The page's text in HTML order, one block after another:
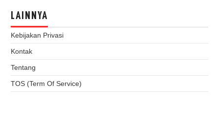
LAINNYA
Kebijakan Privasi
Kontak
Tentang
TOS (Term Of Service)